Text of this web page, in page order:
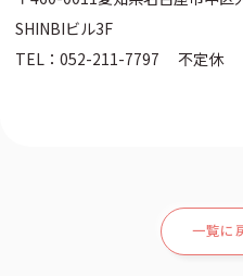
SHINBIビル3F
TEL：052-211-7797 不定休
一覧に